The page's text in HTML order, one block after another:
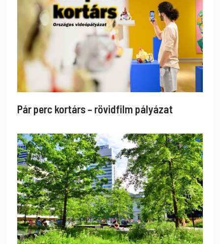
Pár perc kortárs – rövidfilm pályázat